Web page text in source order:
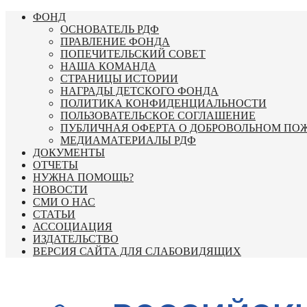
Перейти
содержимому
ФОНД
ОСНОВАТЕЛЬ РДФ
ПРАВЛЕНИЕ ФОНДА
ПОПЕЧИТЕЛЬСКИЙ СОВЕТ
НАША КОМАНДА
СТРАНИЦЫ ИСТОРИИ
НАГРАДЫ ДЕТСКОГО ФОНДА
ПОЛИТИКА КОНФИДЕНЦИАЛЬНОСТИ
ПОЛЬЗОВАТЕЛЬСКОЕ СОГЛАШЕНИЕ
ПУБЛИЧНАЯ ОФЕРТА О ДОБРОВОЛЬНОМ
МЕДИАМАТЕРИАЛЫ РДФ
ДОКУМЕНТЫ
ОТЧЕТЫ
НУЖНА ПОМОЩЬ?
НОВОСТИ
СМИ О НАС
СТАТЬИ
АССОЦИАЦИЯ
ИЗДАТЕЛЬСТВО
ВЕРСИЯ САЙТА ДЛЯ СЛАБОВИДЯЩИХ